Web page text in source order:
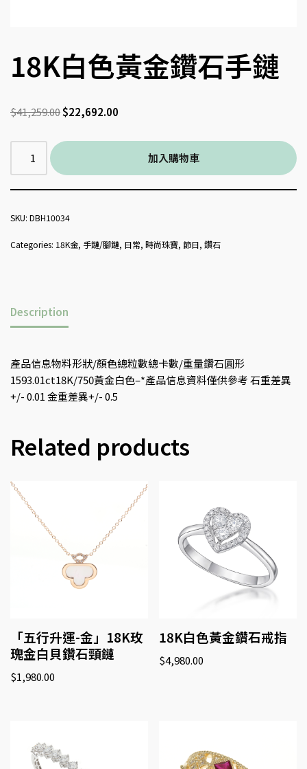
18K白色黃金鑽石手鏈
$41,259.00$22,692.00
加入購物車
SKU: DBH10034
Categories: 18K金, 手鏈/腳鏈, 日常, 時尚珠寶, 節日, 鑽石
Description
產品信息物料形狀/顏色總粒數總卡數/重量鑽石圓形
1593.01ct18K/750黃金白色–*產品信息資料僅供參考 石重差異
+/- 0.01 金重差異+/- 0.5
Related products
「五行升運-金」18K玫
瑰金白貝鑽石頸鏈
$1,980.00
18K白色黃金鑽石戒指
$4,980.00